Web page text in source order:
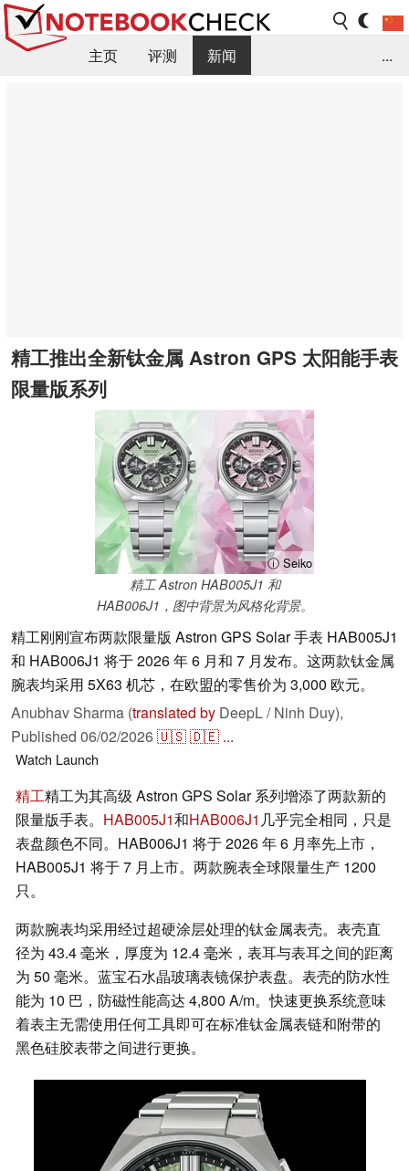
主页 评测
新闻
...
精工推出全新钛金属 Astron GPS 太阳能手表
限量版系列
ⓘ Seiko
精工 Astron HAB005J1 和
HAB006J1，图中背景为风格化背景。
精工刚刚宣布两款限量版 Astron GPS Solar 手表 HAB005J1
和 HAB006J1 将于 2026 年 6 月和 7 月发布。这两款钛金属
腕表均采用 5X63 机芯，在欧盟的零售价为 3,000 欧元。
Anubhav Sharma (translated by DeepL / Ninh Duy),
Published 06/02/2026🇺🇸🇩🇪 ...
Watch Launch
精工精工为其高级 Astron GPS Solar 系列增添了两款新的
限量版手表。 HAB005J1和HAB006J1 几乎完全相同，只是
表盘颜色不同。HAB006J1 将于 2026 年 6 月率先上市，
HAB005J1 将于 7 月上市。两款腕表全球限量生产 1200
只。
两款腕表均采用经过超硬涂层处理的钛金属表壳。表壳直
径为 43.4 毫米，厚度为 12.4 毫米，表耳与表耳之间的距离
为 50 毫米。蓝宝石水晶玻璃表镜保护表盘。表壳的防水性
能为 10 巴，防磁性能高达 4,800 A/m。快速更换系统意味
着表主无需使用任何工具即可在标准钛金属表链和附带的
黑色硅胶表带之间进行更换。